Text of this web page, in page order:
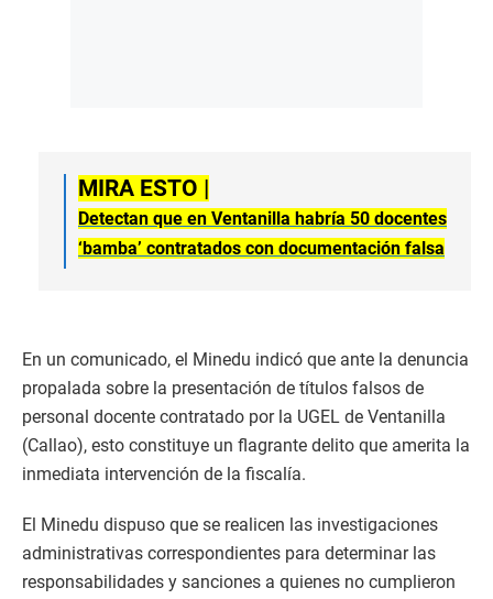
MIRA ESTO |
Detectan que en Ventanilla habría 50 docentes
‘bamba’ contratados con documentación falsa
En un comunicado, el Minedu indicó que ante la denuncia
propalada sobre la presentación de títulos falsos de
personal docente contratado por la UGEL de Ventanilla
(Callao), esto constituye un flagrante delito que amerita la
inmediata intervención de la fiscalía.
El Minedu dispuso que se realicen las investigaciones
administrativas correspondientes para determinar las
responsabilidades y sanciones a quienes no cumplieron